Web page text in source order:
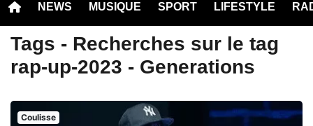
NEWS MUSIQUE SPORT LIFESTYLE
Tags - Recherches sur le tag
rap-up-2023 - Generations
Coulisse